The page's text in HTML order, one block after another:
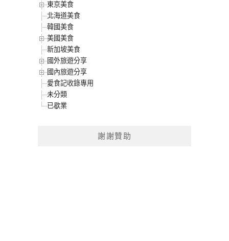
東京美食
北海道美食
韓國美食
美國美食
新加坡美食
國外旅遊分享
國內旅遊分享
愛食記收錄專用
未分類
已歇業
謝謝贊助